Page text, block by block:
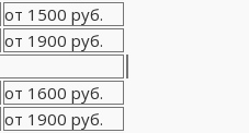
от 1500 руб.
от 1900 руб.
от 1600 руб.
от 1900 руб.